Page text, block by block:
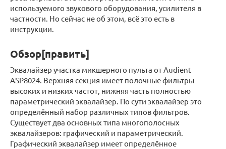
используемого звукового оборудования, усилителя в
частности. Но сейчас не об этом, всё это есть в
инструкции.
Обзор[править]
Эквалайзер участка микшерного пульта от Audient
ASP8024. Верхняя секция имеет полочные фильтры
высоких и низких частот, нижняя часть полностью
параметрический эквалайзер. По сути эквалайзер это
определённый набор различных типов фильтров.
Существует два основных типа многополосных
эквалайзеров: графический и параметрический.
Графический эквалайзер имеет определённое